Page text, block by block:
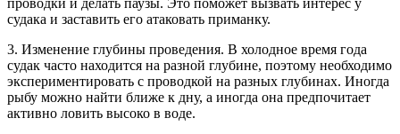
судака и заставить его атаковать приманку.
3. Изменение глубины проведения. В холодное время года
судак часто находится на разной глубине, поэтому необходимо
экспериментировать с проводкой на разных глубинах. Иногда
рыбу можно найти ближе к дну, а иногда она предпочитает
активно ловить высоко в воде.